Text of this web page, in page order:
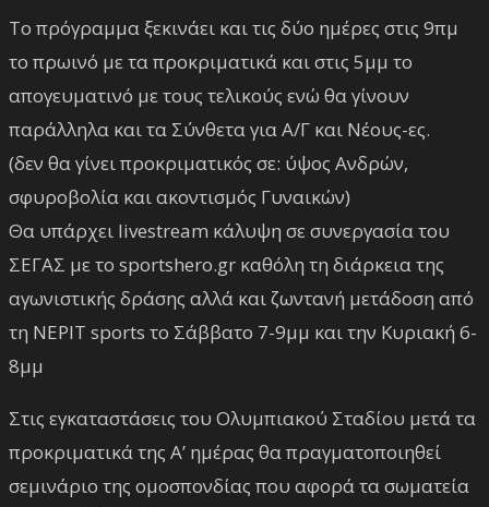
Το πρόγραμμα ξεκινάει και τις δύο ημέρες στις 9πμ
το πρωινό με τα προκριματικά και στις 5μμ το
απογευματινό με τους τελικούς ενώ θα γίνουν
παράλληλα και τα Σύνθετα για Α/Γ και Νέους-ες.
(δεν θα γίνει προκριματικός σε: ύψος Ανδρών,
σφυροβολία και ακοντισμός Γυναικών)
Θα υπάρχει livestream κάλυψη σε συνεργασία του
ΣΕΓΑΣ με το sportshero.gr καθόλη τη διάρκεια της
αγωνιστικής δράσης αλλά και ζωντανή μετάδοση από
τη ΝΕΡΙΤ sports το Σάββατο 7-9μμ και την Κυριακή 6-
8μμ
Στις εγκαταστάσεις του Ολυμπιακού Σταδίου μετά τα
προκριματικά της Α’ ημέρας θα πραγματοποιηθεί
σεμινάριο της ομοσπονδίας που αφορά τα σωματεία